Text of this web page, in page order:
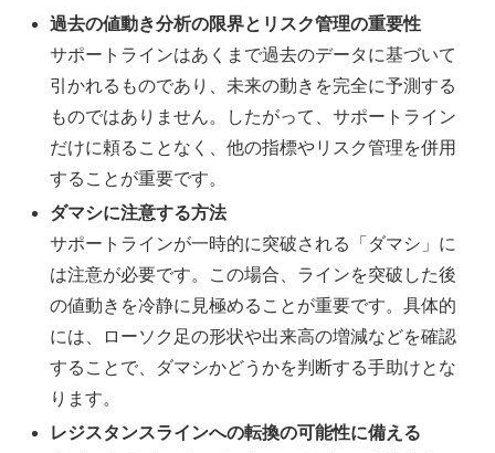
過去の値動き分析の限界とリスク管理の重要性
サポートラインはあくまで過去のデータに基づいて
引かれるものであり、未来の動きを完全に予測する
ものではありません。したがって、サポートライン
だけに頼ることなく、他の指標やリスク管理を併用
することが重要です。
ダマシに注意する方法
サポートラインが一時的に突破される「ダマシ」に
は注意が必要です。この場合、ラインを突破した後
の値動きを冷静に見極めることが重要です。具体的
には、ローソク足の形状や出来高の増減などを確認
することで、ダマシかどうかを判断する手助けとな
ります。
レジスタンスラインへの転換の可能性に備える